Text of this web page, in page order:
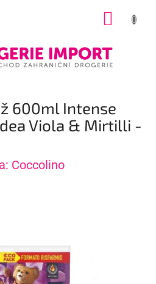
600ml Intense
Viola & Mirtilli -
Coccolino